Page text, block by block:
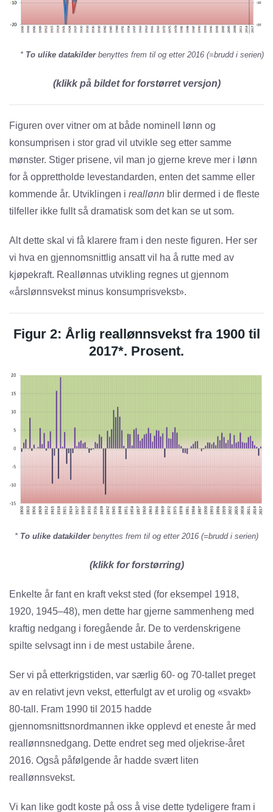
* To ulike datakilderbenyttes frem til og etter 2016 (=brudd i serien)
(klikk på bildet for forstørret versjon)
Figuren over vitner om at både nominell lønn og
konsumprisen i stor grad vil utvikle seg etter samme
mønster. Stiger prisene, vil man jo gjerne kreve mer i lønn
for å opprettholde levestandarden, enten det samme eller
kommende år. Utviklingen i reallønn blir dermed i de fleste
tilfeller ikke fullt så dramatisk som det kan se ut som.
Alt dette skal vi få klarere fram i den neste figuren. Her ser
vi hva en gjennomsnittlig ansatt vil ha å rutte med av
kjøpekraft. Reallønnas utvikling regnes ut gjennom
«årslønnsvekst minus konsumprisvekst».
Figur 2: Årlig reallønnsvekst fra 1900 til
2017*. Prosent.
* To ulike datakilderbenyttes frem til og etter 2016 (=brudd i serien)
(klikk for forstørring)
Enkelte år fant en kraft vekst sted (for eksempel 1918,
1920, 1945–48), men dette har gjerne sammenheng med
kraftig nedgang i foregående år. De to verdenskrigene
spilte selvsagt inn i de mest ustabile årene.
Ser vi på etterkrigstiden, var særlig 60- og 70-tallet preget
av en relativt jevn vekst, etterfulgt av et urolig og «svakt»
80-tall. Fram 1990 til 2015 hadde
gjennomsnittsnordmannen ikke opplevd et eneste år med
reallønnsnedgang. Dette endret seg med oljekrise-året
2016. Også påfølgende år hadde svært liten
reallønnsvekst.
Vi kan like godt koste på oss å vise dette tydeligere fram i